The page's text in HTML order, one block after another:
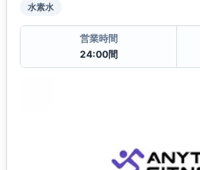
水素水
営業時間
24:00間